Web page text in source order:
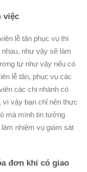
việc
lễ tân phục vụ thì
như vậy sẽ làm
tự như vậy nếu có
lễ tân, phục vụ các
các chi nhánh có
vì vậy bạn chỉ nên thực
mà mình tin tưởng
nhiệm vụ giám sát
đơn khi có giao